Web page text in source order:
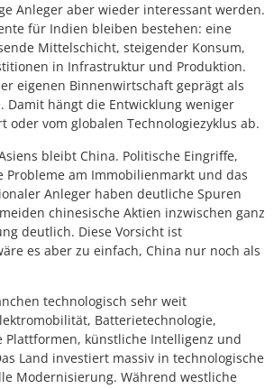
Anleger aber wieder interessant werden.
für Indien bleiben bestehen: eine
Mittelschicht, steigender Konsum,
in Infrastruktur und Produktion.
eigenen Binnenwirtschaft geprägt als
Damit hängt die Entwicklung weniger
oder vom globalen Technologiezyklus ab.
bleibt China. Politische Eingriffe,
Probleme am Immobilienmarkt und das
Anleger haben deutliche Spuren
chinesische Aktien inzwischen ganz
deutlich. Diese Vorsicht ist
es aber zu einfach, China nur noch als
technologisch sehr weit
Batterietechnologie,
künstliche Intelligenz und
Land investiert massiv in technologische
Modernisierung. Während westliche